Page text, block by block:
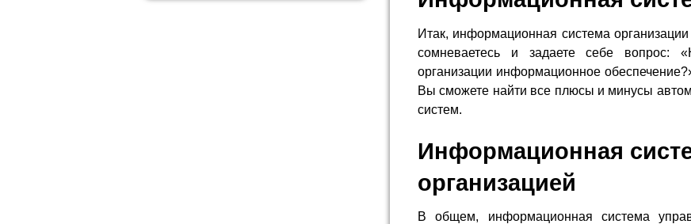
Итак, информационная система
сомневаетесь и задаете себе вопрос:
организации информационное
Вы сможете найти все плюсы и минусы
систем.
Информационная
организацией
В общем, информационная система